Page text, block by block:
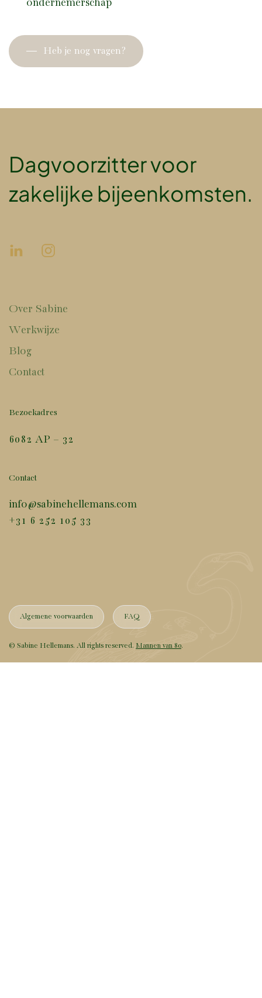
ondernemerschap
Heb je nog vragen?
Dagvoorzitter voor
zakelijke bijeenkomsten.
Over Sabine
Werkwijze
Blog
Contact
Bezoekadres
6082 AP – 32
Contact
info@sabinehellemans.com
+31 6 252 105 33
Algemene voorwaarden FAQ
© Sabine Hellemans. All rights reserved. Mannen van 80.